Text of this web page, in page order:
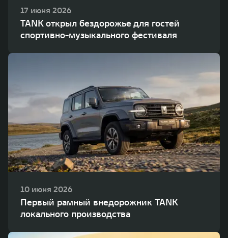
17 июня 2026
TANK открыл бездорожье для гостей
спортивно-музыкального фестиваля
10 июня 2026
Первый рамный внедорожник TANK
локального производства